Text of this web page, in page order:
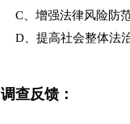
C、增强法律风险防
D、提高社会整体法
调查反馈：